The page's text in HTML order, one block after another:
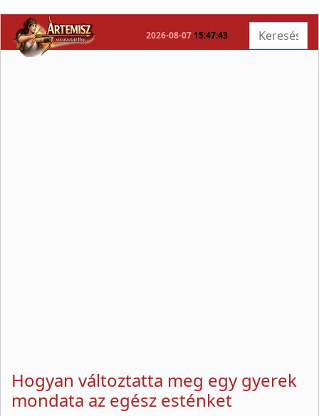
2026-08-07 15:47:44 Keresés...
Hogyan változtatta meg egy gyerek
mondata az egész esténket